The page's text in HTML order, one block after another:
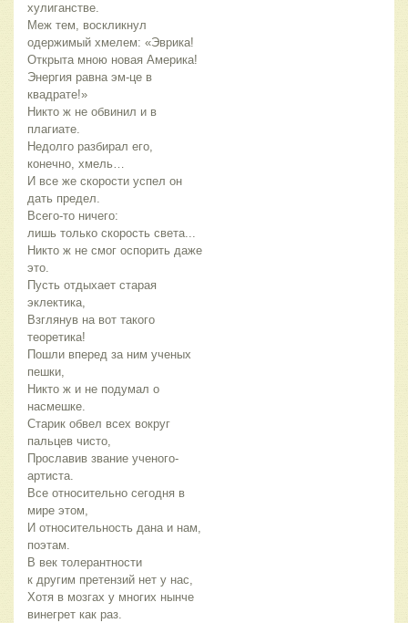
хулиганстве.
Меж тем, воскликнул
одержимый хмелем: «Эврика!
Открыта мною новая Америка!
Энергия равна эм-це в
квадрате!»
Никто ж не обвинил и в
плагиате.
Недолго разбирал его,
конечно, хмель…
И все же скорости успел он
дать предел.
Всего-то ничего:
лишь только скорость света...
Никто ж не смог оспорить даже
это.
Пусть отдыхает старая
эклектика,
Взглянув на вот такого
теоретика!
Пошли вперед за ним ученых
пешки,
Никто ж и не подумал о
насмешке.
Старик обвел всех вокруг
пальцев чисто,
Прославив звание ученого-
артиста.
Все относительно сегодня в
мире этом,
И относительность дана и нам,
поэтам.
В век толерантности
к другим претензий нет у нас,
Хотя в мозгах у многих нынче
винегрет как раз.